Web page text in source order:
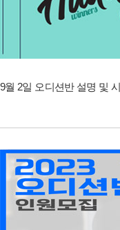
9월 2일 오디션반 설명 및